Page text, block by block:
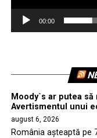
00:00
Moody`s ar putea
Avertismentul unui
august 6, 2026
România așteaptă pe